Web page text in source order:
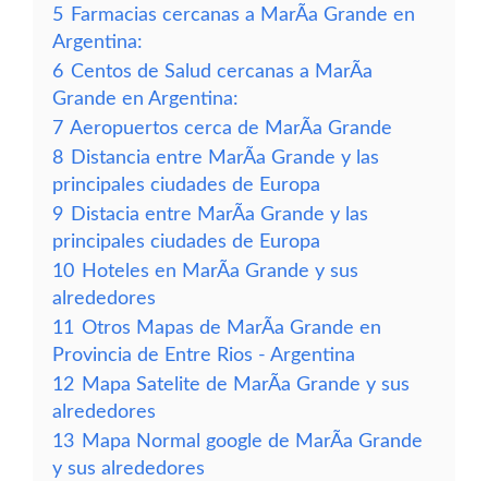
5 Farmacias cercanas a MarÃ­a Grande en
Argentina:
6 Centos de Salud cercanas a MarÃ­a
Grande en Argentina:
7 Aeropuertos cerca de MarÃ­a Grande
8 Distancia entre MarÃ­a Grande y las
principales ciudades de Europa
9 Distacia entre MarÃ­a Grande y las
principales ciudades de Europa
10 Hoteles en MarÃ­a Grande y sus
alrededores
11 Otros Mapas de MarÃ­a Grande en
Provincia de Entre Rios - Argentina
12 Mapa Satelite de MarÃ­a Grande y sus
alrededores
13 Mapa Normal google de MarÃ­a Grande
y sus alrededores